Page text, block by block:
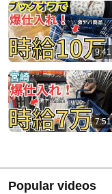
9:41
7:51
Popular videos